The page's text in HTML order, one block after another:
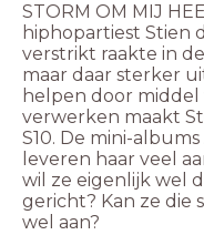
STORM OM MIJ
hiphopartiest Stien
verstrikt raakte in
maar daar sterker
helpen door middel
verwerken maakt
S10. De mini-
leveren haar veel
wil ze eigenlijk wel
gericht? Kan ze die
wel aan?